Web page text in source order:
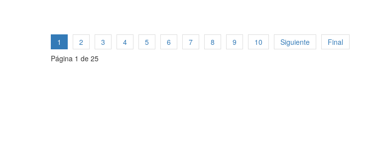
1 2 3 4 5 6 7 8 9 10 Siguiente
Final
Página 1 de 25